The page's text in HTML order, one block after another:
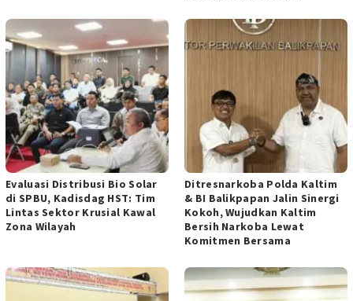
Evaluasi Distribusi Bio Solar
di ‎SPBU, Kadisdag HST: Tim
Lintas ‎Sektor Krusial Kawal
Zona Wilayah ‎
Ditresnarkoba Polda Kaltim
& BI Balikpapan Jalin Sinergi
Kokoh, Wujudkan Kaltim
Bersih Narkoba Lewat
Komitmen Bersama